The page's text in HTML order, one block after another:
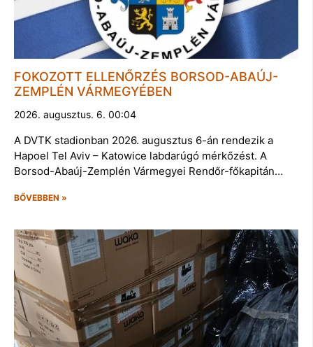
FOKOZOTT ELLENŐRZÉS BORSOD-ABAÚJ-
ZEMPLÉN VÁRMEGYÉBEN
2026. augusztus. 6. 00:04
A DVTK stadionban 2026. augusztus 6-án rendezik a
Hapoel Tel Aviv – Katowice labdarúgó mérkőzést. A
Borsod-Abaúj-Zemplén Vármegyei Rendőr-főkapitán…
BŐVEBBEN »